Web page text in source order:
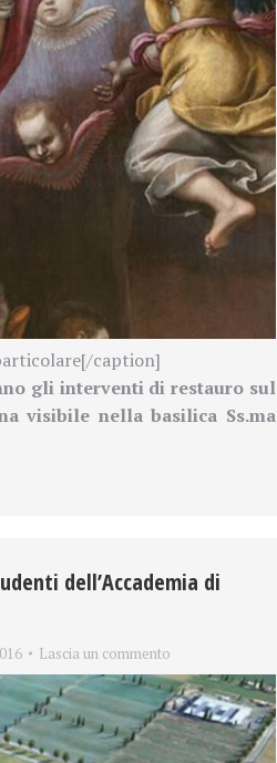
caption]
gli interventi di restauro sul
visibile nella basilica Ss.ma
dell’Accademia di
Lascia un commento